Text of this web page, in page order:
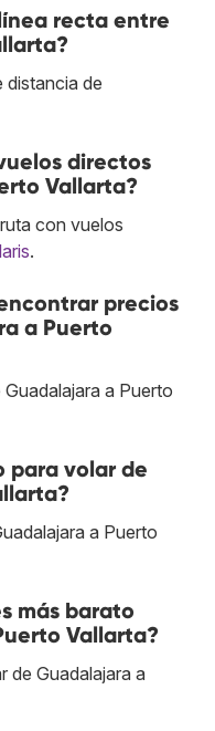
recta entre
distancia de
directos
Vallarta?
con vuelos
.
precios
a Puerto
a Puerto
para volar de
a Puerto
más barato
Vallarta?
de Guadalajara a